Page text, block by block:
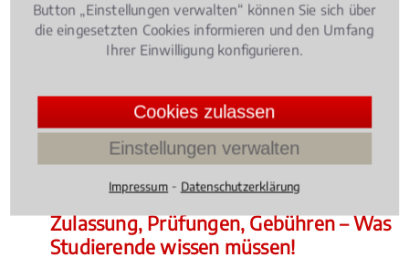
Die Zahl der Jäger nimmt in Deutschland stetig zu.
Ob Jagdunfälle, Schäden bei der Treibjagd oder der
Herausforderung.
4.014598540145985 /5(137
Bewertungen)
Wissen Aktuell, 05.02.2021(Update 05.08.2026)
Zulassung, Prüfungen, Gebühren – Was
Studierende wissen müssen!
Button „Einstellungen verwalten“ können Sie sich über
die eingesetzten Cookies informieren und den Umfang
Ihrer Einwilligung konfigurieren.
Cookies zulassen
Einstellungen verwalten
Impressum ⁃ Datenschutzerklärung